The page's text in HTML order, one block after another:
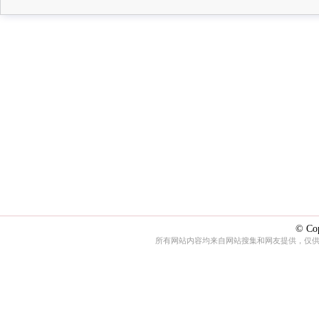
©
所有网站内容均来自网站搜集和网友提供，仅